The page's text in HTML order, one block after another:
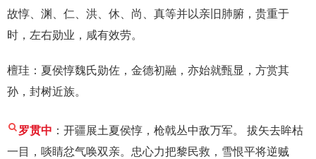
故惇、渊、仁、洪、休、尚、真等并以亲旧肺腑，贵重于
时，左右勋业，咸有效劳。
檀珪：夏侯惇魏氏勋佐，金德初融，亦始就甄显，方赏其
孙，封树近族。
罗贯中 ：开疆展土夏侯惇，枪戟丛中敌万军。 拔矢去眸枯
一目，啖睛忿气唤双亲。忠心力把黎民救，雪恨平将逆贼